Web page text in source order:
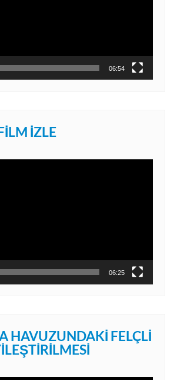
06:54
İZLE
06:25
HAVUZUNDAKI FELÇLI